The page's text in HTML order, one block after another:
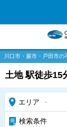
川口市・蕨市・戸田市
土地 駅徒歩15
エリア -
検索条件